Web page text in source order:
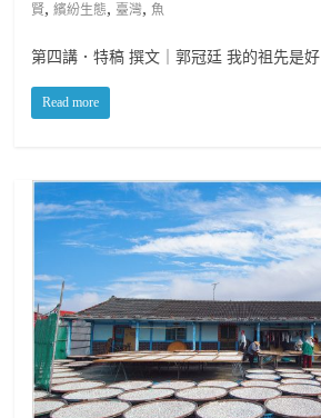
賢,繽紛生態, 臺灣, 魚
第四講．特稿 撰文｜郭冠廷 我的祖先是好
Read more